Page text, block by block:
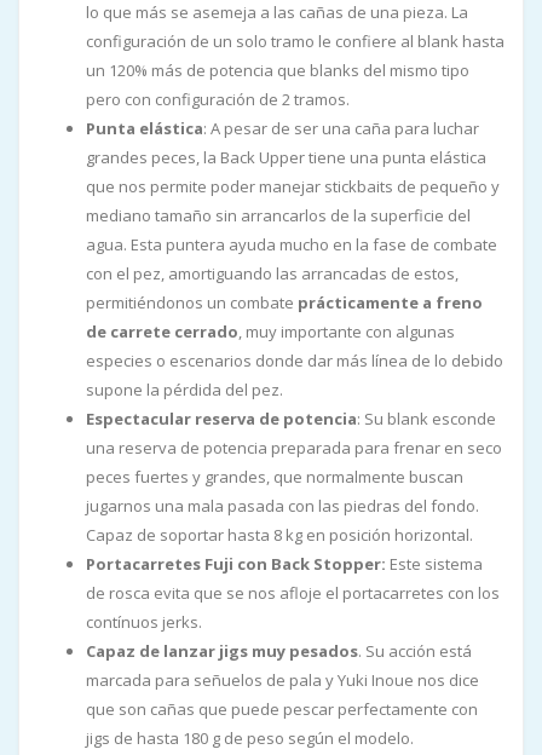
lo que más se asemeja a las cañas de una pieza. La
configuración de un solo tramo le confiere al blank hasta
un 120% más de potencia que blanks del mismo tipo
pero con configuración de 2 tramos.
Punta elástica: A pesar de ser una caña para luchar
grandes peces, la Back Upper tiene una punta elástica
que nos permite poder manejar stickbaits de pequeño y
mediano tamaño sin arrancarlos de la superficie del
agua. Esta puntera ayuda mucho en la fase de combate
con el pez, amortiguando las arrancadas de estos,
permitiéndonos un combate prácticamente a freno
de carrete cerrado, muy importante con algunas
especies o escenarios donde dar más línea de lo debido
supone la pérdida del pez.
Espectacular reserva de potencia: Su blank esconde
una reserva de potencia preparada para frenar en seco
peces fuertes y grandes, que normalmente buscan
jugarnos una mala pasada con las piedras del fondo.
Capaz de soportar hasta 8 kg en posición horizontal.
Portacarretes Fuji con Back Stopper: Este sistema
de rosca evita que se nos afloje el portacarretes con los
contínuos jerks.
Capaz de lanzar jigs muy pesados. Su acción está
marcada para señuelos de pala y Yuki Inoue nos dice
que son cañas que puede pescar perfectamente con
jigs de hasta 180 g de peso según el modelo.